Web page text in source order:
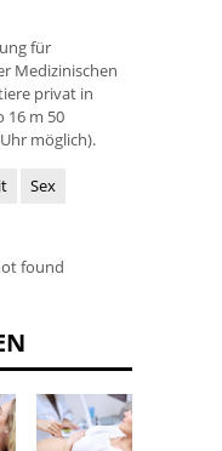
für
Medizinischen
privat in
16 m 50
möglich).
Sex
found